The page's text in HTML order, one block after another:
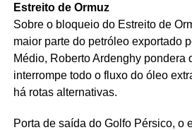
Estreito de Ormuz
Sobre o bloqueio do Estreito de
maior parte do petróleo exportado
Médio, Roberto Ardenghy pondera
interrompe todo o fluxo do óleo
há rotas alternativas.
Porta de saída do Golfo Pérsico, o